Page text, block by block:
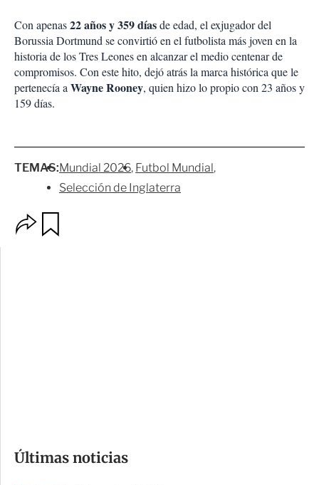
Con apenas22 años y 359 díasde edad, el exjugador del
Borussia Dortmund se convirtió en el futbolista más joven en la
historia de los Tres Leones en alcanzar el medio centenar de
compromisos. Con este hito, dejó atrás la marca histórica que le
pertenecía aWayne Rooney, quien hizo lo propio con 23 años y
159 días.
TEMAS:Mundial 2026 Futbol Mundial
Selección de Inglaterra
m
Últimas noticias